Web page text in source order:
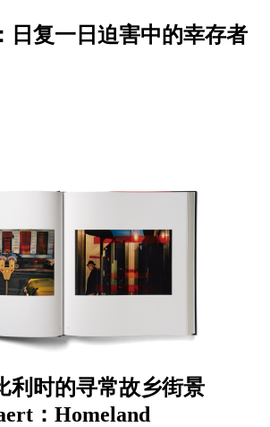
日复一日迫害中的幸存者
利时的寻常故乡街景
：Homeland